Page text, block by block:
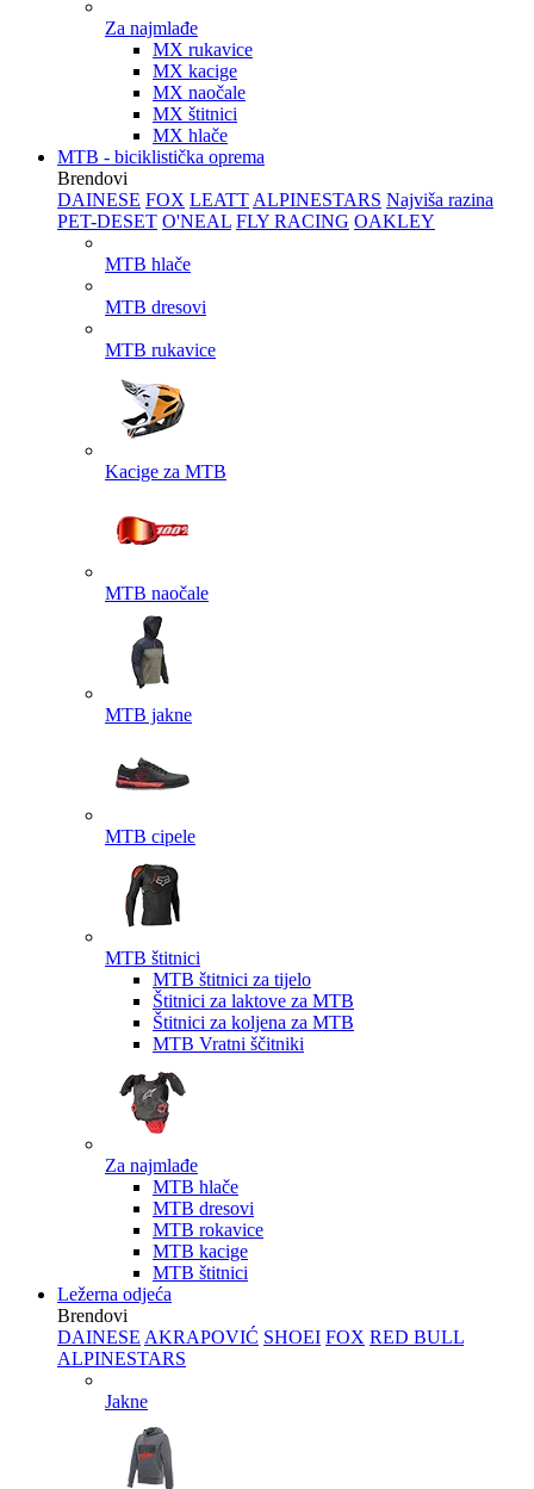
Za najmlađe
MX rukavice
MX kacige
MX naočale
MX štitnici
MX hlače
MTB - biciklistička oprema
Brendovi
DAINESE FOX LEATT ALPINESTARS Najviša razina
PET-DESET O'NEAL FLY RACING OAKLEY
MTB hlače
MTB dresovi
MTB rukavice
Kacige za MTB
MTB naočale
MTB jakne
MTB cipele
MTB štitnici
MTB štitnici za tijelo
Štitnici za laktove za MTB
Štitnici za koljena za MTB
MTB Vratni ščitniki
Za najmlađe
MTB hlače
MTB dresovi
MTB rokavice
MTB kacige
MTB štitnici
Ležerna odjeća
Brendovi
DAINESE AKRAPOVIĆ SHOEI FOX RED BULL
ALPINESTARS
Jakne